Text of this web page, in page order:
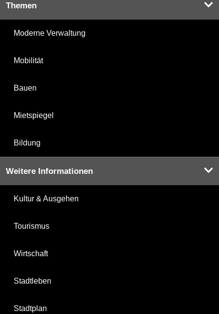
Themen
Moderne Verwaltung
Mobilität
Bauen
Mietspiegel
Bildung
Weitere Informationen
Kultur & Ausgehen
Tourismus
Wirtschaft
Stadtleben
Stadtplan